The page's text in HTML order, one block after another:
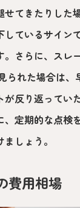
せてきたりし
ているサイン
さらに、スレ
られた場合は
反り返ってい
定期的な点検
しょう。
費用相場